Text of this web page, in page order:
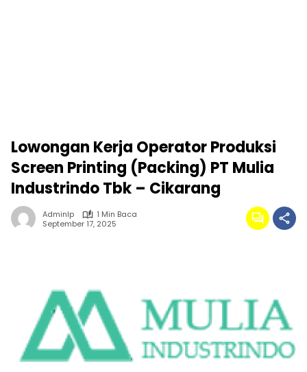
Lowongan Kerja Operator Produksi
Screen Printing (Packing) PT Mulia
Industrindo Tbk – Cikarang
Adminlp
1 Min Baca
September 17, 2025